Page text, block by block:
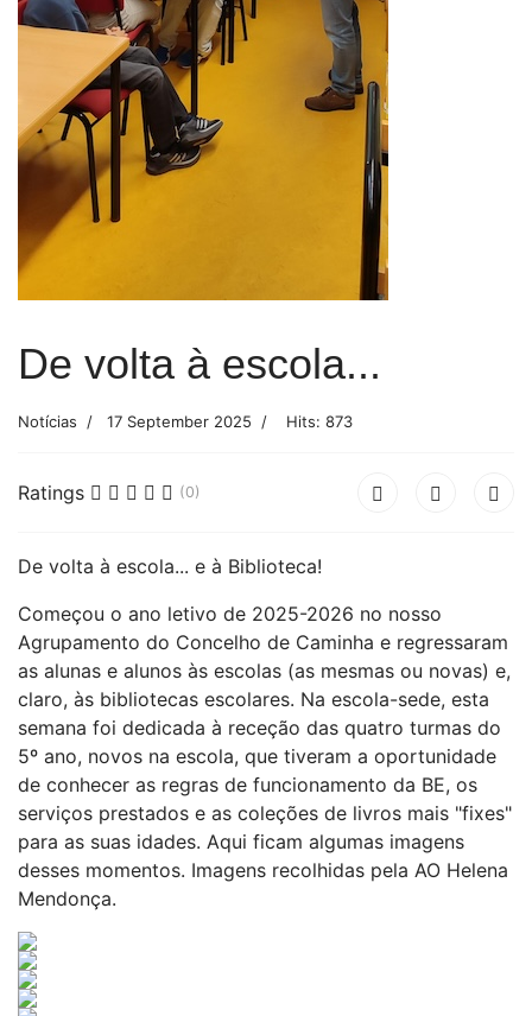
De volta à escola...
Notícias 17 September 2025 Hits: 873
Ratings (0)
De volta à escola... e à Biblioteca!
Começou o ano letivo de 2025-2026 no nosso
Agrupamento do Concelho de Caminha e regressaram
as alunas e alunos às escolas (as mesmas ou novas) e,
claro, às bibliotecas escolares. Na escola-sede, esta
semana foi dedicada à receção das quatro turmas do
5º ano, novos na escola, que tiveram a oportunidade
de conhecer as regras de funcionamento da BE, os
serviços prestados e as coleções de livros mais "fixes"
para as suas idades. Aqui ficam algumas imagens
desses momentos. Imagens recolhidas pela AO Helena
Mendonça.